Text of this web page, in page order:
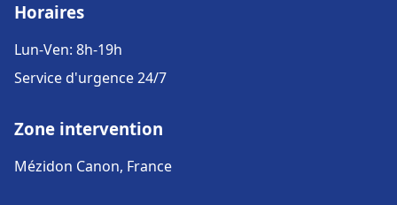
Horaires
Lun-Ven: 8h-19h
Service d'urgence 24/7
Zone intervention
Mézidon Canon, France